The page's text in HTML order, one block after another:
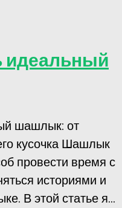
идеальный
шашлык: от
кусочка Шашлык
провести время с
историями и
В этой статье я...